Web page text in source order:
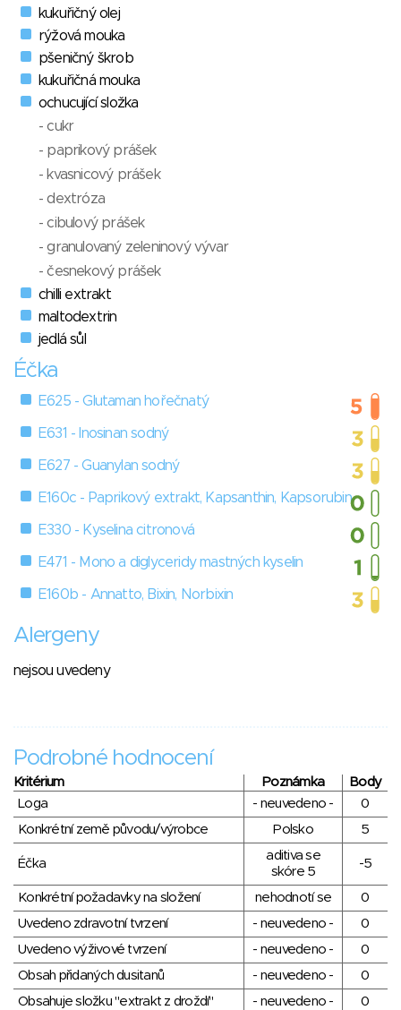
kukuřičný olej
rýžová mouka
pšeničný škrob
kukuřičná mouka
ochucující složka
- cukr
- paprikový prášek
- kvasnicový prášek
- dextróza
- cibulový prášek
- granulovaný zeleninový vývar
- česnekový prášek
chilli extrakt
maltodextrin
jedlá sůl
Éčka
E625 - Glutaman hořečnatý
E631 - Inosinan sodný
E627 - Guanylan sodný
E160c - Paprikový extrakt, Kapsanthin, Kapsorubin
E330 - Kyselina citronová
E471 - Mono a diglyceridy mastných kyselin
E160b - Annatto, Bixin, Norbixin
Alergeny
nejsou uvedeny
Podrobné hodnocení
Kritérium Poznámka
Body
Loga
- neuvedeno -
0
Konkrétní země původu/výrobce
Polsko 5
Éčka
aditiva se
skóre 5
-5
Konkrétní požadavky na složení nehodnotí se
0
Uvedeno zdravotní tvrzení
- neuvedeno -
0
Uvedeno výživové tvrzení
- neuvedeno -
0
Obsah přidaných dusitanů
- neuvedeno -
0
Obsahuje složku "extrakt z droždí"
- neuvedeno -
0